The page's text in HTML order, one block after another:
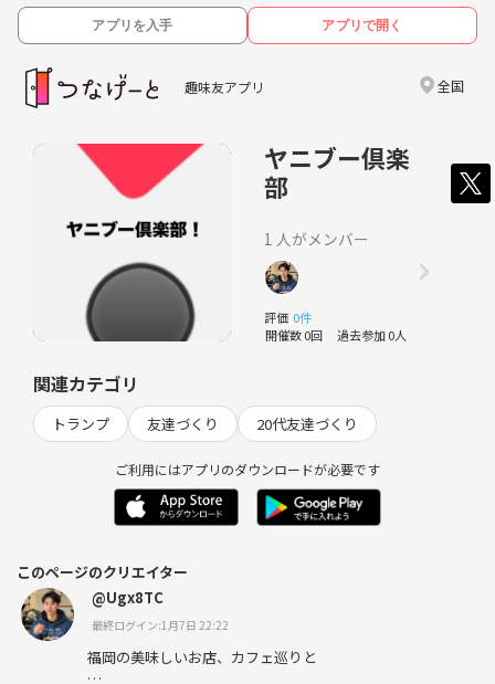
アプリを入手 アプリで開く
趣味友アプリ 全国
ヤニブー倶楽
部
1 人がメンバー
評価 0件
開催数 0回 過去参加 0人
関連カテゴリ
トランプ 友達づくり 20代友達づくり
ご利用にはアプリのダウンロードが必要です
このページのクリエイター
@Ugx8TC
最終ログイン:1月7日 22:22
福岡の美味しいお店、カフェ巡りと